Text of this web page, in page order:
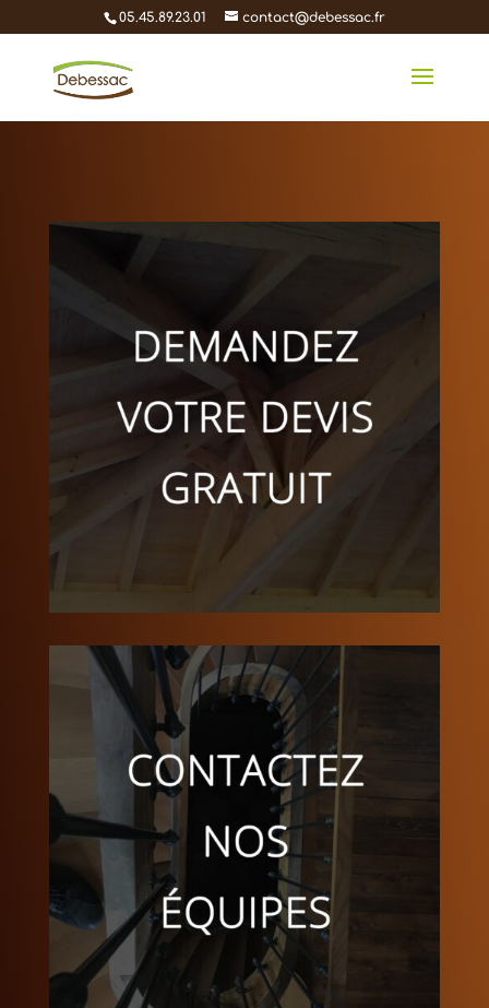
05.45.89.23.01 contact@debessac.fr